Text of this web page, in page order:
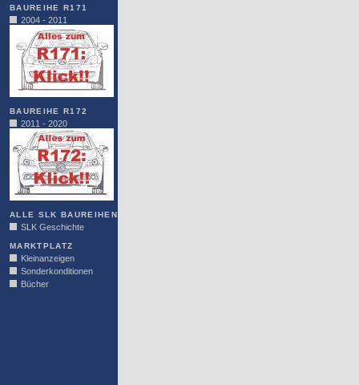
BAUREIHE R171
2004 - 2011
BAUREIHE R172
2011 - 2020
ALLE SLK BAUREIHEN
SLK Geschichte
MARKTPLATZ
Kleinanzeigen
Sonderkonditionen
Bücher